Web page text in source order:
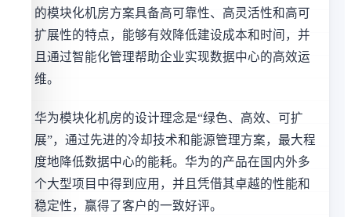
的模块化机房方案具备高可靠性、高灵活性和高可
扩展性的特点，能够有效降低建设成本和时间，并
且通过智能化管理帮助企业实现数据中心的高效运
维。
华为模块化机房的设计理念是“绿色、高效、可扩
展”，通过先进的冷却技术和能源管理方案，最大程
度地降低数据中心的能耗。华为的产品在国内外多
个大型项目中得到应用，并且凭借其卓越的性能和
稳定性，赢得了客户的一致好评。